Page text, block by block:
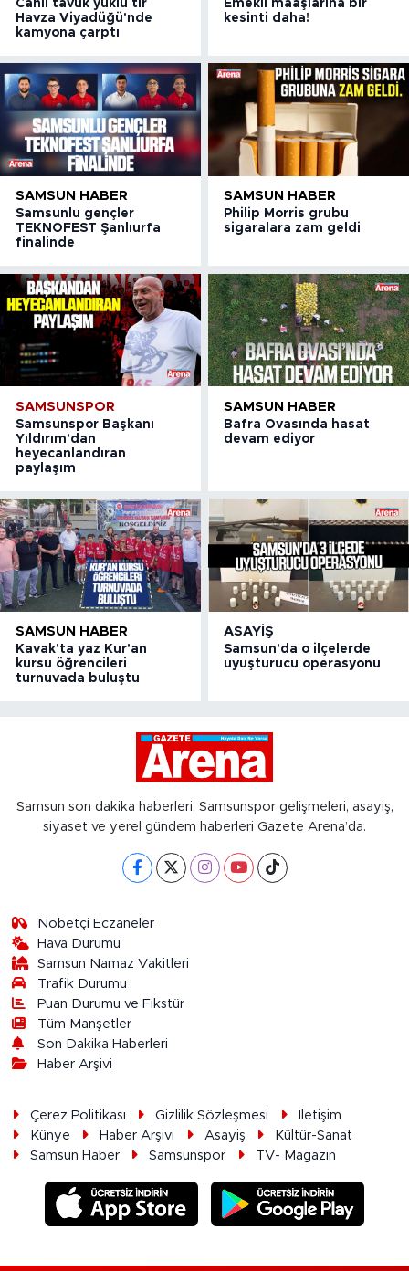
Canlı tavuk yüklü tır
Havza Viyadüğü'nde
kamyona çarptı
Emekli maaşlarına bir
kesinti daha!
SAMSUN HABER
Samsunlu gençler
TEKNOFEST Şanlıurfa
finalinde
SAMSUN HABER
Philip Morris grubu
sigaralara zam geldi
SAMSUNSPOR
Samsunspor Başkanı
Yıldırım'dan
heyecanlandıran
paylaşım
SAMSUN HABER
Bafra Ovasında hasat
devam ediyor
SAMSUN HABER
Kavak'ta yaz Kur'an
kursu öğrencileri
turnuvada buluştu
ASAYIŞ
Samsun'da o ilçelerde
uyuşturucu operasyonu
Samsun son dakika haberleri, Samsunspor gelişmeleri, asayiş,
siyaset ve yerel gündem haberleri Gazete Arena’da.
Nöbetçi Eczaneler
Hava Durumu
Samsun Namaz Vakitleri
Trafik Durumu
Puan Durumu ve Fikstür
Tüm Manşetler
Son Dakika Haberleri
Haber Arşivi
Çerez Politikası Gizlilik Sözleşmesi
İletişim
Künye
Haber Arşivi Asayiş
Kültür-Sanat
Samsun Haber
Samsunspor TV- Magazin